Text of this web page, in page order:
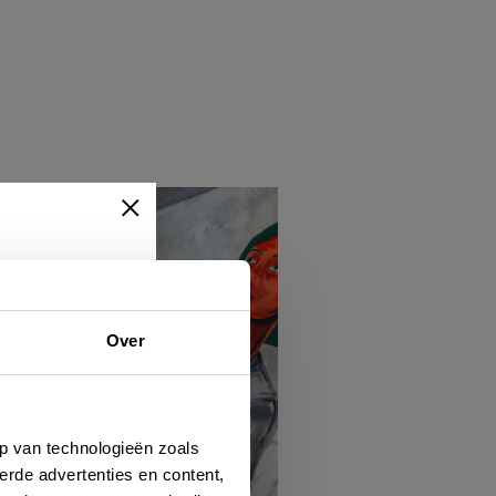
Over
van technologieën zoals
advertenties en content,